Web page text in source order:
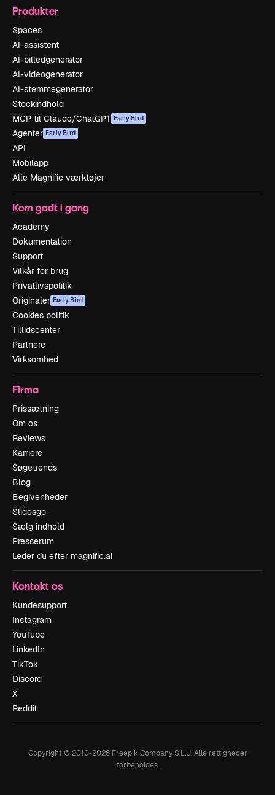
Produkter
Spaces
AI-assistent
AI-billedgenerator
AI-videogenerator
AI-stemmegenerator
Stockindhold
MCP til Claude/ChatGPT Early Bird
Agenter Early Bird
API
Mobilapp
Alle Magnific værktøjer
Kom godt i gang
Academy
Dokumentation
Support
Vilkår for brug
Privatlivspolitik
Originaler Early Bird
Cookies politik
Tillidscenter
Partnere
Virksomhed
Firma
Prissætning
Om os
Reviews
Karriere
Søgetrends
Blog
Begivenheder
Slidesgo
Sælg indhold
Presserum
Leder du efter magnific.ai
Kontakt os
Kundesupport
Instagram
YouTube
LinkedIn
TikTok
Discord
X
Reddit
Copyright © 2010-2026Freepik Company S.L.U. Alle rettigheder
forbeholdes.